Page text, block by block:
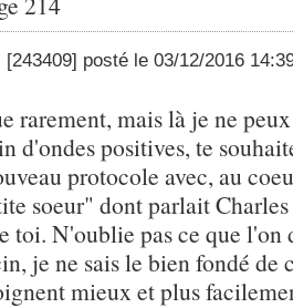
[243409] posté le 03/12/2016
rarement, mais là je ne
d'ondes positives, te
protocole avec, au
soeur" dont parlait Charles
toi. N'oublie pas ce que l'on
je ne sais le bien fondé
mieux et plus